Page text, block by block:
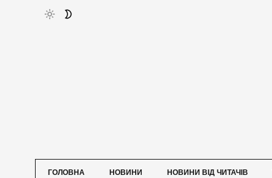
ГОЛОВНА НОВИНИ НОВИНИ ВІД ЧИТАЧІВ